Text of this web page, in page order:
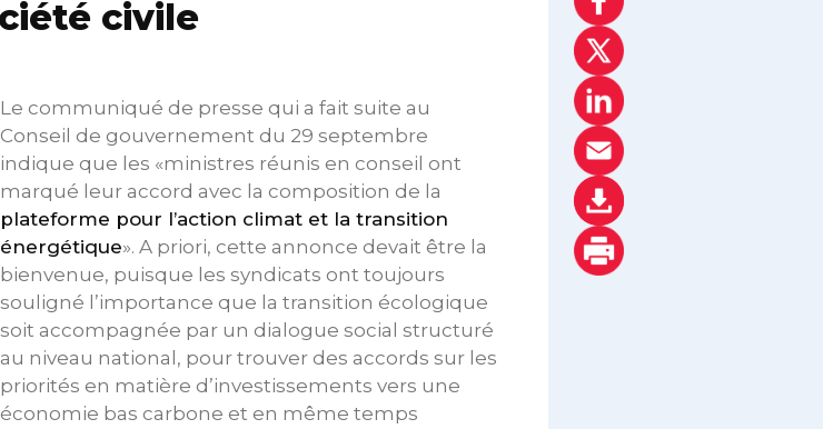
civile
Le communiqué de presse qui a fait suite au
Conseil de gouvernement du 29 septembre
indique que les «ministres réunis en conseil ont
marqué leur accord avec la composition de la
plateforme pour l’action climat et la transition
énergétique». A priori, cette annonce devait être la
bienvenue, puisque les syndicats ont toujours
souligné l’importance que la transition écologique
soit accompagnée par un dialogue social structuré
au niveau national, pour trouver des accords sur les
priorités en matière d’investissements vers une
économie bas carbone et en même temps